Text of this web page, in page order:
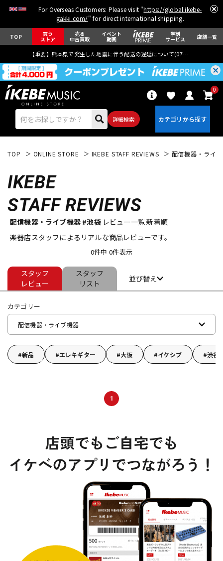
For Overseas Customers: Please visit "https://global.ikebe-
gakki.com/" for direct international shipping.
TOP 買う
ストア
売る
中古買取
イベント
動画
学割
サービス 店舗一覧
【重要】熊本県で発生した地震に伴う配送の遅延について(07月29日
詳細検索
0
エレキギター
ベース ウクレレ
ドラム パーカッション
管楽器 その他楽器
配信/ライブ機器 楽器アクセサリ
ヴィンテージ
TOP ONLINE STORE IKEBE STAFF REVIEWS 配信機器・ライ
IKEBE
STAFF REVIEWS
配信機器・ライブ機器 #池袋レビュー一覧 新着順
楽器店スタッフによるリアルな商品レビューです。
0件中 0件表示
スタッフ
レビュー
スタッフ
リスト
並び替え
カテゴリー
配信機器・ライブ機器
新品 エレキギター 大阪 イケシブ 渋谷
1